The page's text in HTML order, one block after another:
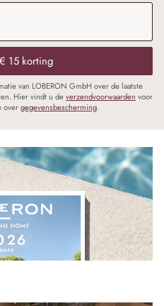
15 korting
van LOBERON GmbH over de laatste
Hier vindt u deverzendvoorwaarden voor
overgegevensbescherming.